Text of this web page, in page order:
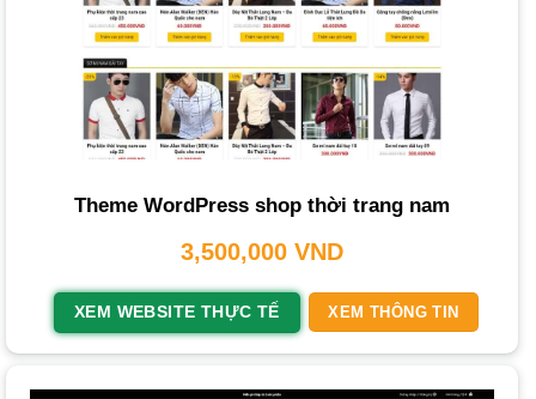
Tối Ưu SEO và Marketing: Các dịch vụ tối ưuSEO
chuyên sâu hoặc viết nội dung sẽ làm tăng chi phí.
Dịch Vụ Hậu Mãi và Bảo Trì: Các gói bảo hành trọn đời,
hỗ trợ kỹ thuật 24/7 thường có chi phí cao hơn.
thể dao động từ 3,500,000 VNĐ đến trên 50,000,000 VNĐ.
Thiết Kế Theo Mẫu Có Sẵn : Thường mất khoảng 5 – 7
ngày.
Theme WordPress shop thời trang nam
3,500,000 VND
XEM WEBSITE THỰC TẾ XEM THÔNG TIN